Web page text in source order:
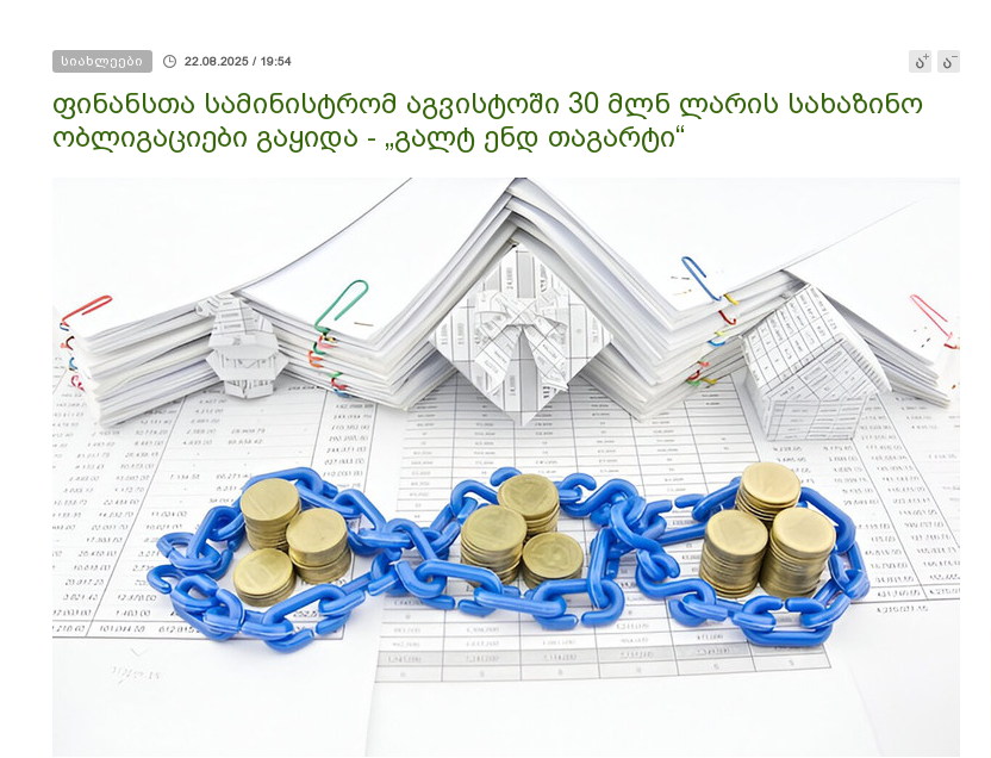
სიახლეები 22.08.2025 / 19:54
ფინანსთა სამინისტრომ აგვისტოში 30 მლნ ლარის სახაზინო
ობლიგაციები გაყიდა - „გალტ ენდ თაგარტი“